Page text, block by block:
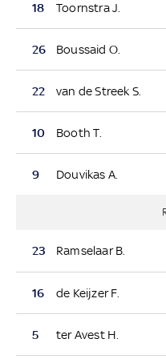
18 Toornstra J.
26 Boussaid O.
22 van de Streek S.
10 Booth T.
9 Douvikas A.
23 Ramselaar B.
16 de Keijzer F.
5 ter Avest H.